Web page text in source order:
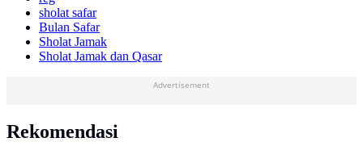
sholat safar
Bulan Safar
Sholat Jamak
Sholat Jamak dan Qasar
Advertisement
Rekomendasi